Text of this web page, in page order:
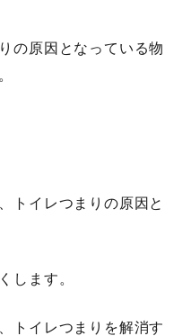
の原因となっている物
トイレつまりの原因と
します。
トイレつまりを解消す